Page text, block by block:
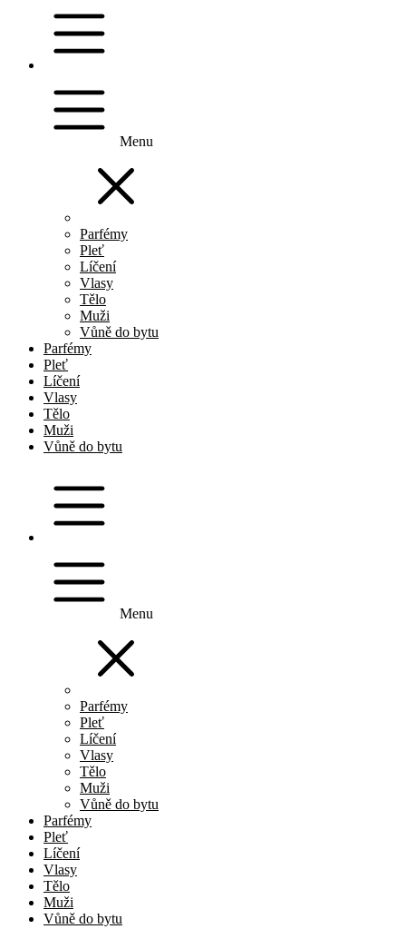
Menu
Parfémy
Pleť
Líčení
Vlasy
Tělo
Muži
Vůně do bytu
Parfémy
Pleť
Líčení
Vlasy
Tělo
Muži
Vůně do bytu
Menu
Parfémy
Pleť
Líčení
Vlasy
Tělo
Muži
Vůně do bytu
Parfémy
Pleť
Líčení
Vlasy
Tělo
Muži
Vůně do bytu